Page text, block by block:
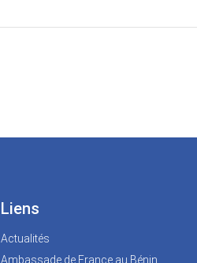
Liens
Actualités
Ambassade de France au Bénin